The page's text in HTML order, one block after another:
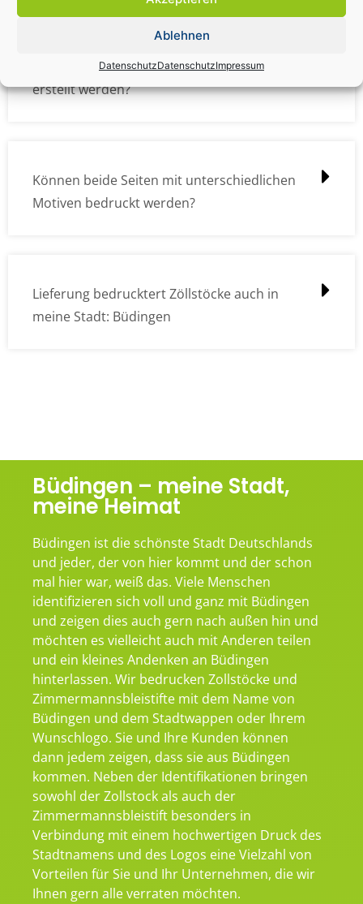
Ablehnen
DatenschutzDatenschutzImpressum
Wie müssen die Druckdateien angelegt /
erstellt werden?
Können beide Seiten mit unterschiedlichen
Motiven bedruckt werden?
Lieferung bedrucktert Zöllstöcke auch in
meine Stadt: Büdingen
Büdingen – meine Stadt,
meine Heimat
Büdingen ist die schönste Stadt Deutschlands
und jeder, der von hier kommt und der schon
mal hier war, weiß das. Viele Menschen
identifizieren sich voll und ganz mit Büdingen
und zeigen dies auch gern nach außen hin und
möchten es vielleicht auch mit Anderen teilen
und ein kleines Andenken an Büdingen
hinterlassen. Wir bedrucken Zollstöcke und
Zimmermannsbleistifte mit dem Name von
Büdingen und dem Stadtwappen oder Ihrem
Wunschlogo. Sie und Ihre Kunden können
dann jedem zeigen, dass sie aus Büdingen
kommen. Neben der Identifikationen bringen
sowohl der Zollstock als auch der
Zimmermannsbleistift besonders in
Verbindung mit einem hochwertigen Druck des
Stadtnamens und des Logos eine Vielzahl von
Vorteilen für Sie und Ihr Unternehmen, die wir
Ihnen gern alle verraten möchten.